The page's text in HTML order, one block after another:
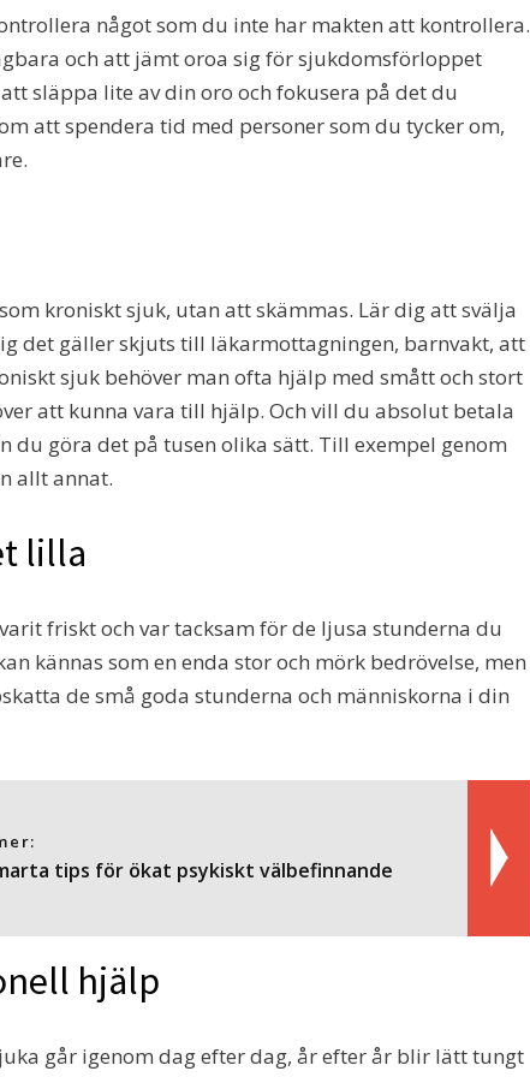
något som du inte har makten att kontrollera.
och att jämt oroa sig för sjukdomsförloppet
släppa lite av din oro och fokusera på det du
att spendera tid med personer som du tycker om,
kroniskt sjuk, utan att skämmas. Lär dig att svälja
det gäller skjuts till läkarmottagningen, barnvakt, att
sjuk behöver man ofta hjälp med smått och stort
att kunna vara till hjälp. Och vill du absolut betala
du göra det på tusen olika sätt. Till exempel genom
allt annat.
lilla
friskt och var tacksam för de ljusa stunderna du
kännas som en enda stor och mörk bedrövelse, men
de små goda stunderna och människorna i din
tips för ökat psykiskt välbefinnande
hjälp
går igenom dag efter dag, år efter år blir lätt tungt